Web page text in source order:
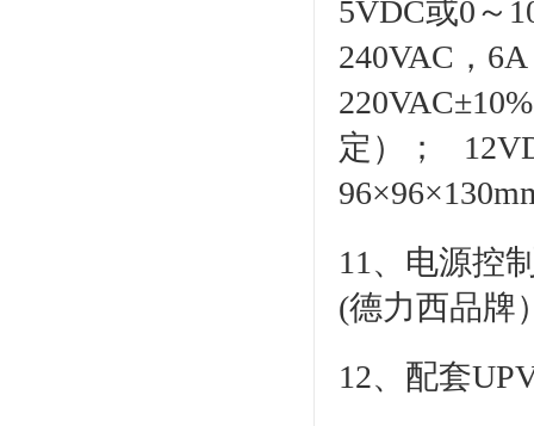
5VDC或0～
240VAC，
定）；
11、电源控
(德力西品牌
12、配套